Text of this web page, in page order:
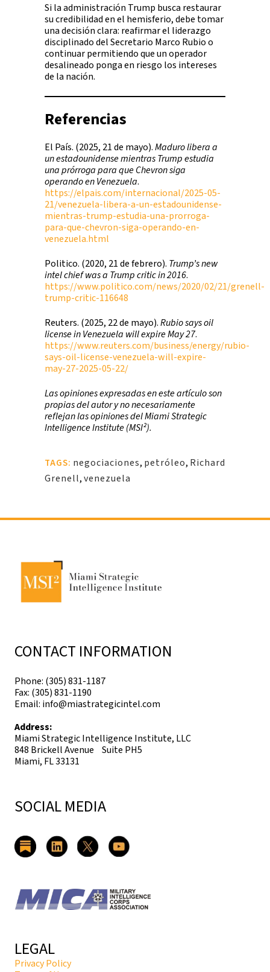
Si la administración Trump busca restaurar
su credibilidad en el hemisferio, debe tomar
una decisión clara: reafirmar el liderazgo
disciplinado del Secretario Marco Rubio o
continuar permitiendo que un operador
desalineado ponga en riesgo los intereses
de la nación.
Referencias
El País. (2025, 21 de mayo).Maduro libera a
un estadounidense mientras Trump estudia
una prórroga para que Chevron siga
operando en Venezuela.
https://elpais.com/internacional/2025-05-
21/venezuela-libera-a-un-estadounidense-
mientras-trump-estudia-una-prorroga-
para-que-chevron-siga-operando-en-
venezuela.html
Politico. (2020, 21 de febrero). Trump’s new
intel chief was a Trump critic in 2016.
https://www.politico.com/news/2020/02/21/grenell-
trump-critic-116648
Reuters. (2025, 22 de mayo).Rubio says oil
license in Venezuela will expire May 27.
https://www.reuters.com/business/energy/rubio-
says-oil-license-venezuela-will-expire-
may-27-2025-05-22/
Las opiniones expresadas en este artículo son
propias del autor y no necesariamente
reflejan las opiniones del Miami Strategic
Intelligence Institute (MSI²).
TAGS: negociaciones, petróleo, Richard
Grenell,venezuela
CONTACT INFORMATION
Phone: (305) 831-1187
Fax: (305) 831-1190
Email: info@miastrategicintel.com
Address:
Miami Strategic Intelligence Institute, LLC
848 Brickell Avenue Suite PH5
Miami, FL 33131
SOCIAL MEDIA
LEGAL
Privacy Policy